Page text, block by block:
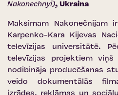
Nakonechnyi), Ukraina
Maksimam Nakonečnijam
Karpenko-Kara Kijevas
televīzijas universitātē.
televīzijas projektiem
nodibināja producēšanas
veido dokumentālās